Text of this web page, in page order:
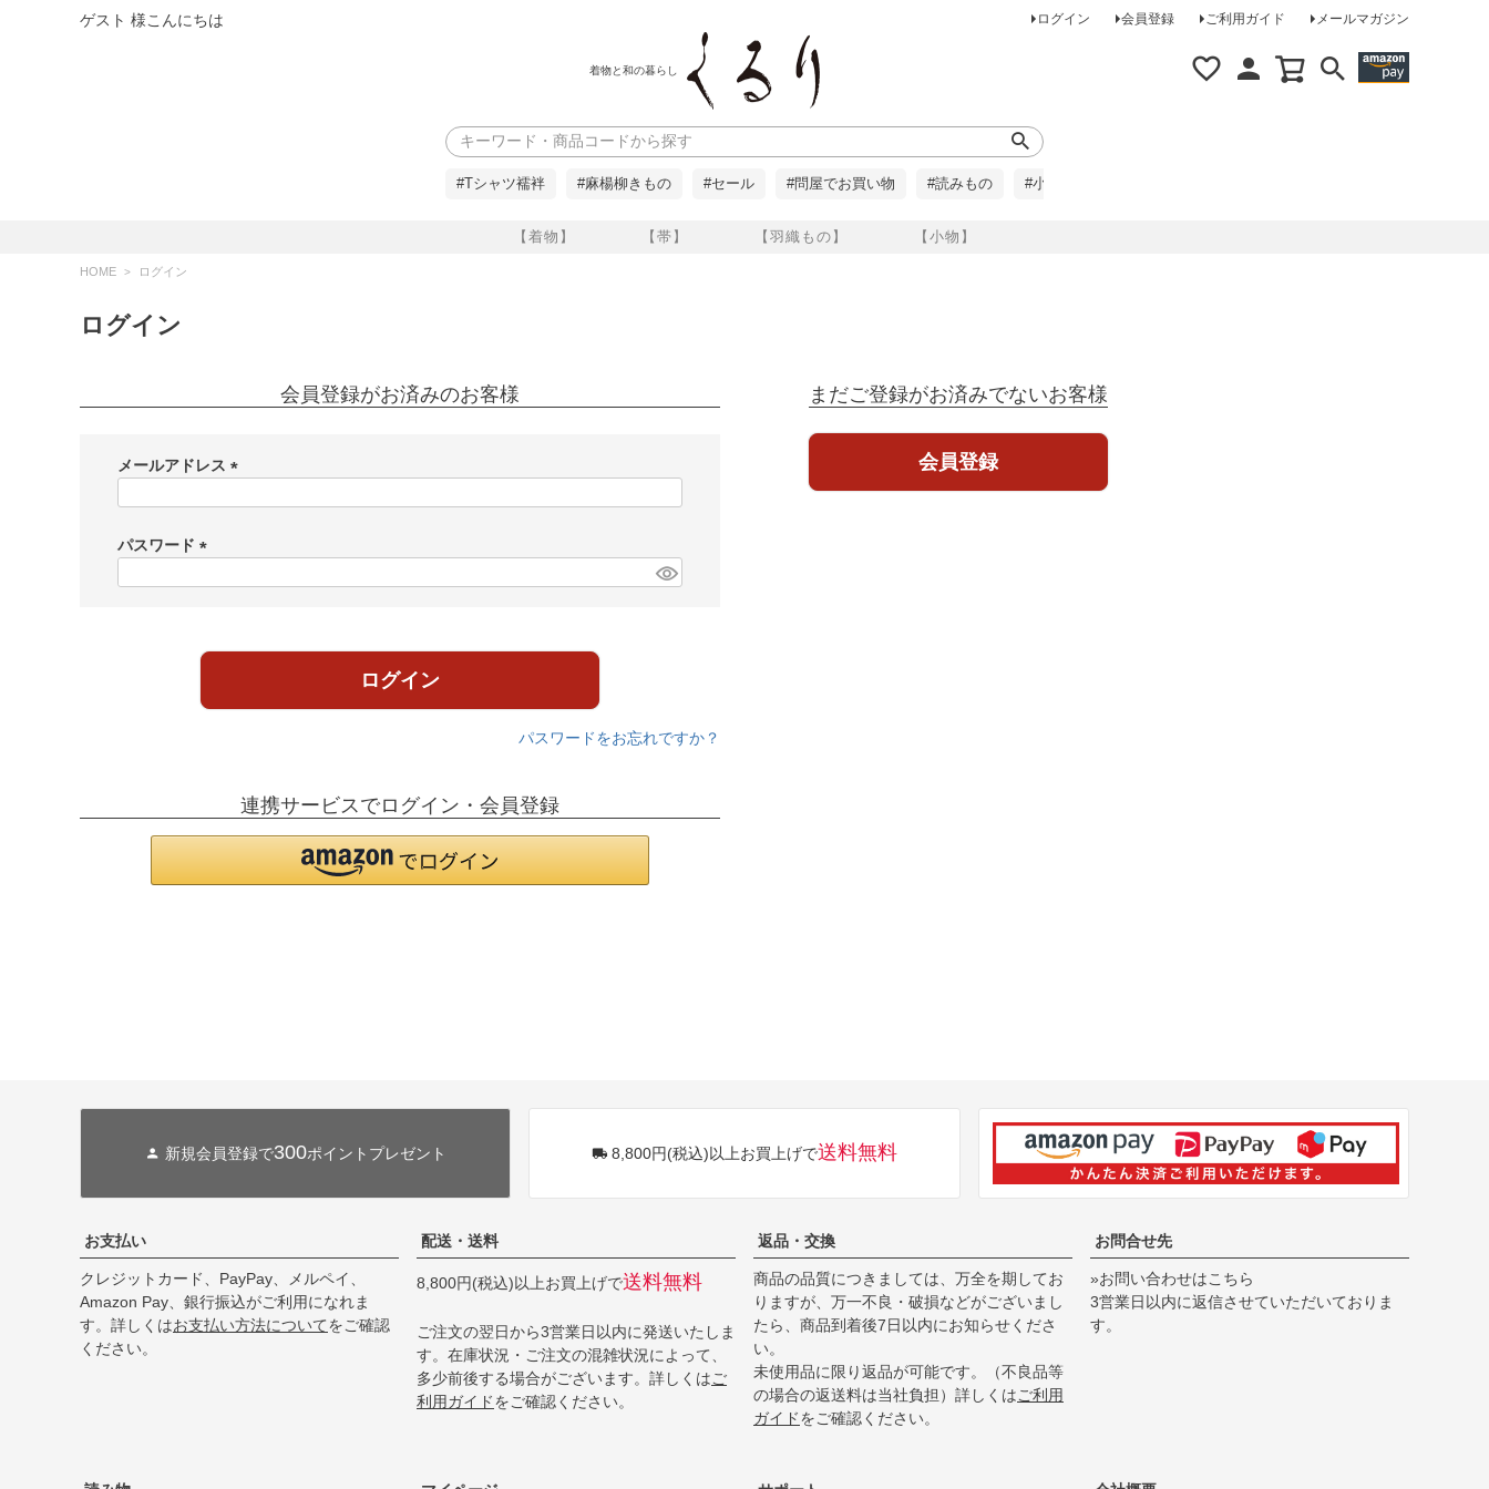
ゲスト 様こんにちは ログイン 会員登録 ご利用ガイド メールマガジン
着物と和の暮らし
【着物】 【帯】 【羽織もの】 【小物】
検索
#Tシャツ襦袢 #麻楊柳きもの #セール #問屋でお買い物 #読みもの #小柄な方に
HOME ログイン
ログイン
会員登録がお済みのお客様
メールアドレス
)
パスワード
ログイン
パスワードをお忘れですか？
連携サービスでログイン・会員登録
まだご登録がお済みでないお客様
会員登録
新規会員登録で300ポイントプレゼント 8,800円(税込)以上お買上げで送料無料
お支払い
クレジットカード、PayPay、メルペイ、
Amazon Pay、銀行振込がご利用になれま
す。詳しくはお支払い方法についてをご確認
ください。
配送・送料
8,800円(税込)以上お買上げで送料無料
ご注文の翌日から3営業日以内に発送いたしま
す。在庫状況・ご注文の混雑状況によって、
多少前後する場合がございます。詳しくはご
利用ガイドをご確認ください。
返品・交換
商品の品質につきましては、万全を期してお
りますが、万一不良・破損などがございまし
たら、商品到着後7日以内にお知らせくださ
い。
未使用品に限り返品が可能です。（不良品等
の場合の返送料は当社負担）詳しくはご利用
ガイドをご確認ください。
お問合せ先
»お問い合わせはこちら
3営業日以内に返信させていただいておりま
す。